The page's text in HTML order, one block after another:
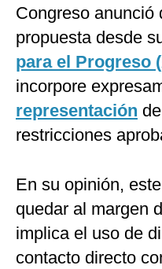
Congreso anunció
propuesta desde
para el Progreso
incorpore
representación
restricciones
En su opinión,
quedar al margen
implica el uso de
contacto directo